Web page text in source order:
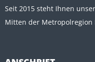
Seit 2015 steht Ihnen
Mitten der Metropolregion